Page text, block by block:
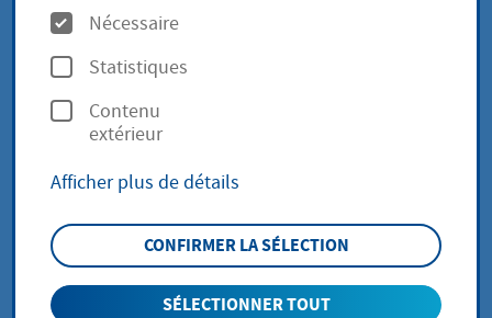
Zweitwohnungssteuer (PDF
(36,35 Ko))
(23,63 Ko))
O
p
t
i
n
s
Nécessaire
Statistiques
Contenu
extérieur
Afficher plus de détails
CONFIRMER LA SÉLECTION
SÉLECTIONNER TOUT